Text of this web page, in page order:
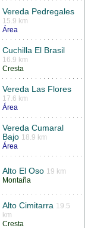
Vereda Pedregales
15.9 km
Área
Cuchilla El Brasil
16.9 km
Cresta
Vereda Las Flores
17.6 km
Área
Vereda Cumaral
Bajo 18.9 km
Área
Alto El Oso 19 km
Montaña
Alto Cimitarra 19.5
km
Cresta